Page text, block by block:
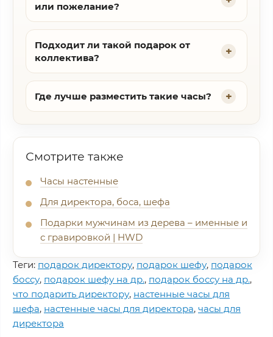
или пожелание?
Подходит ли такой подарок от
коллектива?
Где лучше разместить такие часы?
Смотрите также
Часы настенные
Для директора, боса, шефа
Подарки мужчинам из дерева – именные и
с гравировкой | HWD
Теги: подарок директору, подарок шефу, подарок
боссу, подарок шефу на др., подарок боссу на др.,
что подарить директору, настенные часы для
шефа, настенные часы для директора, часы для
директора